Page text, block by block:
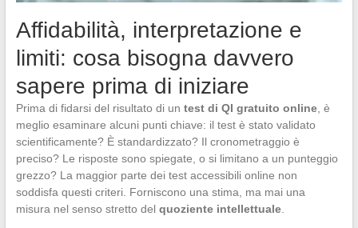
Affidabilità, interpretazione e
limiti: cosa bisogna davvero
sapere prima di iniziare
Prima di fidarsi del risultato di un test di QI gratuito online, è
meglio esaminare alcuni punti chiave: il test è stato validato
scientificamente? È standardizzato? Il cronometraggio è
preciso? Le risposte sono spiegate, o si limitano a un punteggio
grezzo? La maggior parte dei test accessibili online non
soddisfa questi criteri. Forniscono una stima, ma mai una
misura nel senso stretto del quoziente intellettuale.